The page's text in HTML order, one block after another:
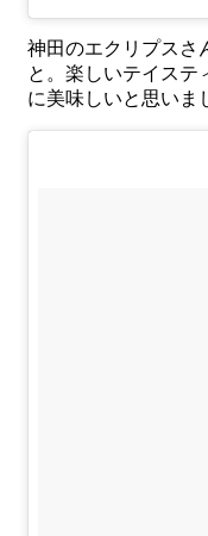
神田のエクリプスさ
と。楽しいテイステ
に美味しいと思いま